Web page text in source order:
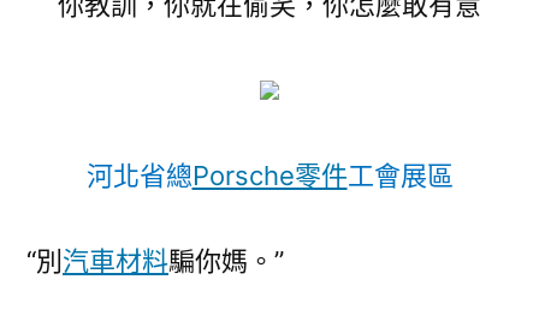
河北省總Porsche零件工會展區
“別 汽車材料騙你媽。”